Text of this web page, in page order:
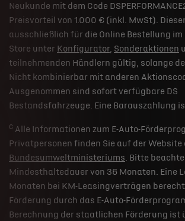
Neukunde mit dem Code
Preisvorteil von 1.000 € (inkl. MwSt).
ausschließlich für die Online Bestellung im
Store unter Konfigurator, Sonderaktionen
teilnehmenden Händlern gültig, solange
Nicht kombinierbar mit anderen
Ausgenommen sind sofort verfügbare DS
Bestandsfahrzeuge. Eine Barauszahlung
c Alle Informationen zum E-Auto-
Privatpersonen finden Sie auf der Website
Bundesumweltministeriums. Bitte
Mindesthaltedauer von 36 Monaten. Eine
Monaten bei KM-Leasingverträgen
Förderung durch das E-Auto-
Berechnung der staatlichen Förderung ist